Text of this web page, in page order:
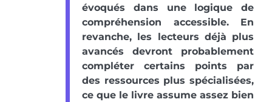
évoqués dans une logique de
compréhension accessible. En
revanche, les lecteurs déjà plus
avancés devront probablement
compléter certains points par
des ressources plus spécialisées,
ce que le livre assume assez bien